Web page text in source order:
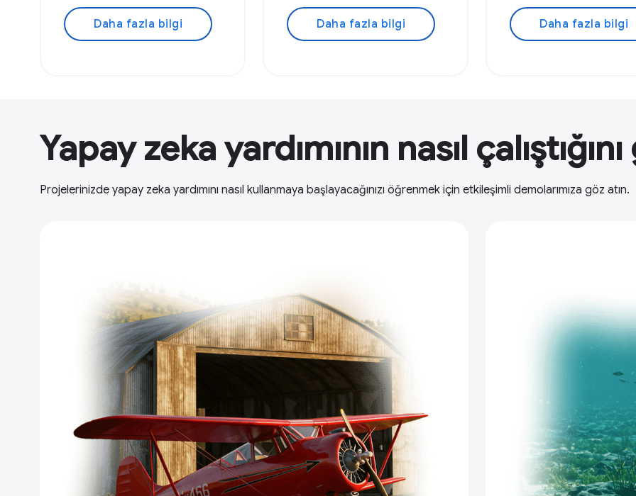
Daha fazla bilgi Daha fazla bilgi Daha fazla bilgi
Yapay zeka yardımının nasıl
Projelerinizde yapay zeka yardımını nasıl kullanmaya başlayacağınızı öğrenmek için etkileşimli demolarımıza göz atın.